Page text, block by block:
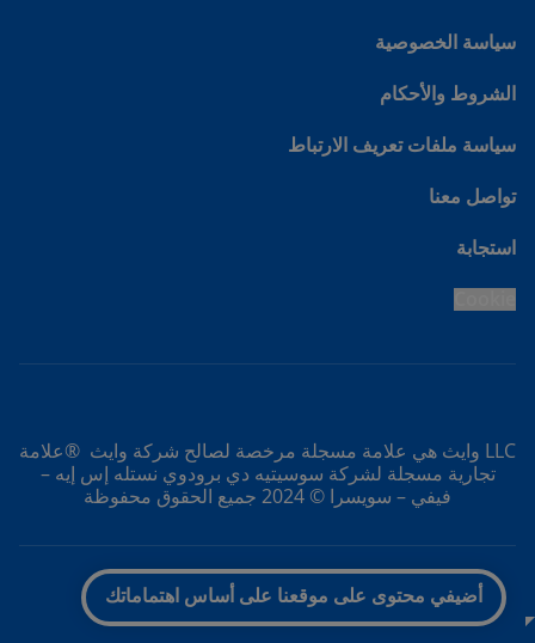
أضيفي محتوى على موقعنا على أساس اهتماماتك
سياسة الخصوصية
الشروط والأحكام
سياسة ملفات تعريف الارتباط
تواصل معنا
استجابة
LLC وايث هي علامة مسجلة مرخصة لصالح شركة وايث ®علامة
تجارية مسجلة لشركة سوسيتيه دي برودوي نستله إس إيه –
فيفي – سويسرا © 2024 جميع الحقوق محفوظة
انتقل إلى الأعلى